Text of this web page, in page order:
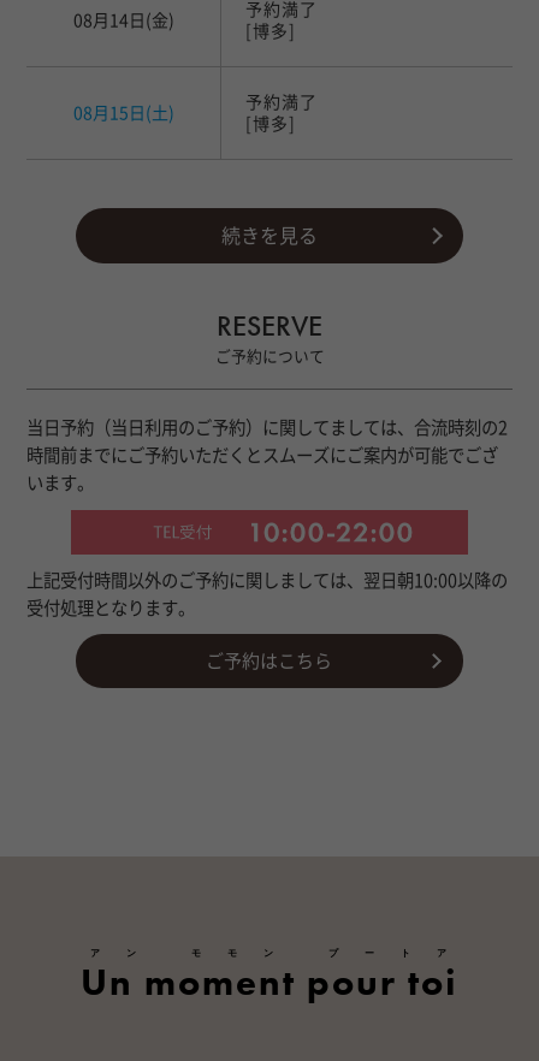
08月14日 (金)
予約満了
[博多]
08月15日 (土)
予約満了
[博多]
続きを見る
RESERVE
ご予約について
当日予約（当日利用のご予約）に関してましては、合流時刻の2
時間前までにご予約いただくとスムーズにご案内が可能でござ
います。
上記受付時間以外のご予約に関しましては、翌日朝10:00以降の
受付処理となります。
ご予約はこちら
Un moment pour toi
アン モモン プートア